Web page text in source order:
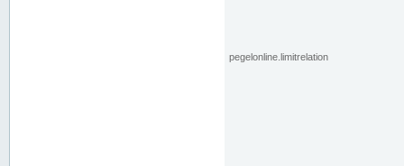
pegelonline.limitrelation